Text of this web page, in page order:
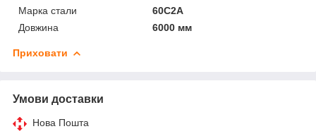
Марка стали
60С2А
Довжина
6000 мм
Приховати
Умови доставки
Нова Пошта